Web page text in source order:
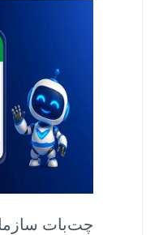
چت‌بات